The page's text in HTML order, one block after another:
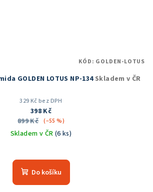
GOLDEN LOTUS NP-134Skladem v ČR
329 Kč bez DPH
398 Kč
899 Kč (–55 %)
Skladem v ČR (6 ks)
hodnocení
produktu
Do košíku
KÓD: GOLDEN-LOTUS